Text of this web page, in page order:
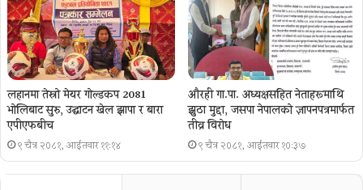
लहानमा तेस्रो मेयर गोल्डकप 2081
भोलिबाट सुरु, उद्घाटन खेल झापा र बारा
एपीएफबीच
९ चैत्र २०८१, आईतवार ११:१४
औरही गा.पा. अध्यक्षसहित नेताहरूमाथि
झुठा मुद्दा, जसपा नेपालको ज्ञापनपत्रमार्फत
तीव्र विरोध
९ चैत्र २०८१, आईतवार १०:३७